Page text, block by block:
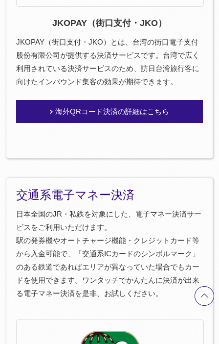
JKOPAY（街口支付・JKO）
JKOPAY（街口支付・JKO）とは、台湾の街口電子支付
股份有限公司が提供する決済サービスです。台湾で広く
利用されている決済サービスのため、訪日台湾旅行客に
向けたインバウンド集客の効果が期待できます。
海外QRコード決済の詳細はこちら
交通系電子マネー決済
日本全国のJR・私鉄を対象にした、電子マネー決済サー
ビスをご利用いただけます。
駅の発券機やオートチャージ機能・クレジットカード等
から入金可能で、「交通系ICカードのシンボルマーク」
のある鉄道であればエリアが異なっていた場合でもカー
ドを使用できます。ワンタッチでかんたんに決済が出来
る電子マネー決済を是非、お試しください。